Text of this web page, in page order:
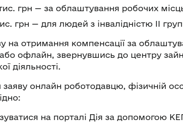
грн — за облаштування робочих
грн — для людей з інвалідністю II
на отримання компенсації за
або офлайн, звернувшись до центру
діяльності.
онлайн роботодавцю, фізичній
на порталі Дія за допомогою